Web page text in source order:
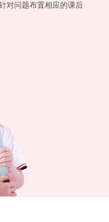
对问题布置相应的课后